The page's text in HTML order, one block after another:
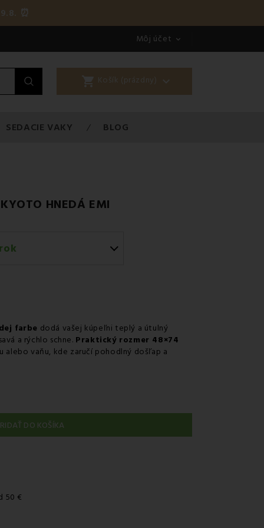
⏰
Môj účet 
shopping_cart Košík (prázdny) 
SEDACIE VAKY BLOG
HNEDÁ EMI
mieste GLS
kuriérom na adresu
farbe dodá vašej kúpeľni teplý a útulný
a rýchlo schne. Praktický rozmer 48×74
vaňu, kde zaručí pohodlný došľap a
DO KOŠÍKA
50 €